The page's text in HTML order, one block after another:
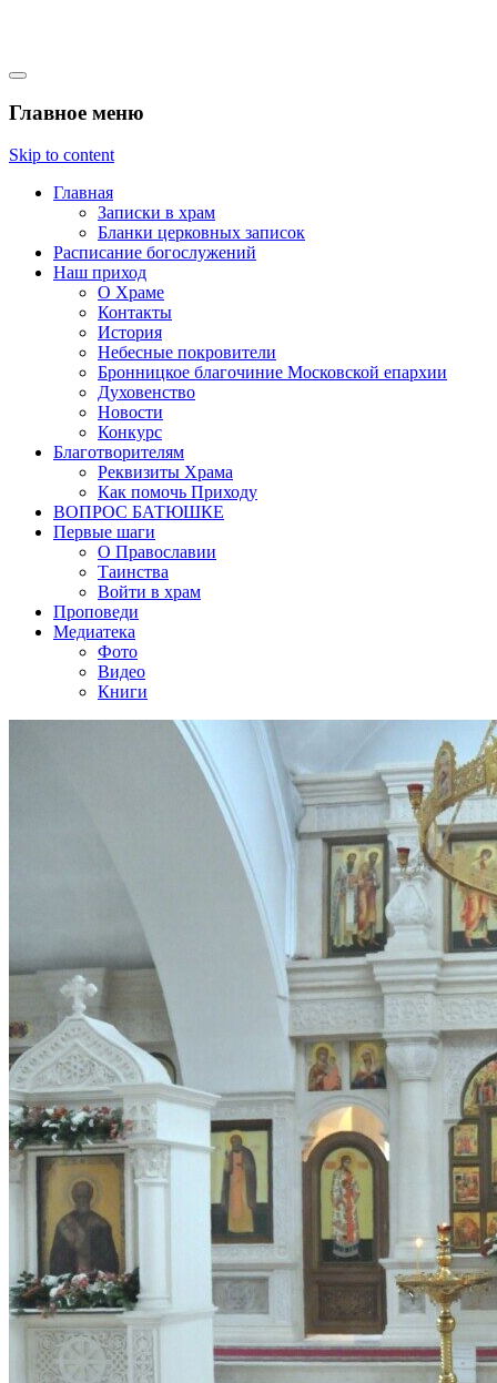
Михайло-Архангельский
храм село Константиново
Главное меню
Skip to content
Главная
Записки в храм
Бланки церковных записок
Расписание богослужений
Наш приход
О Храме
Контакты
История
Небесные покровители
Бронницкое благочиние Московской епархии
Духовенство
Новости
Конкурс
Благотворителям
Реквизиты Храма
Как помочь Приходу
ВОПРОС БАТЮШКЕ
Первые шаги
О Православии
Таинства
Войти в храм
Проповеди
Медиатека
Фото
Видео
Книги